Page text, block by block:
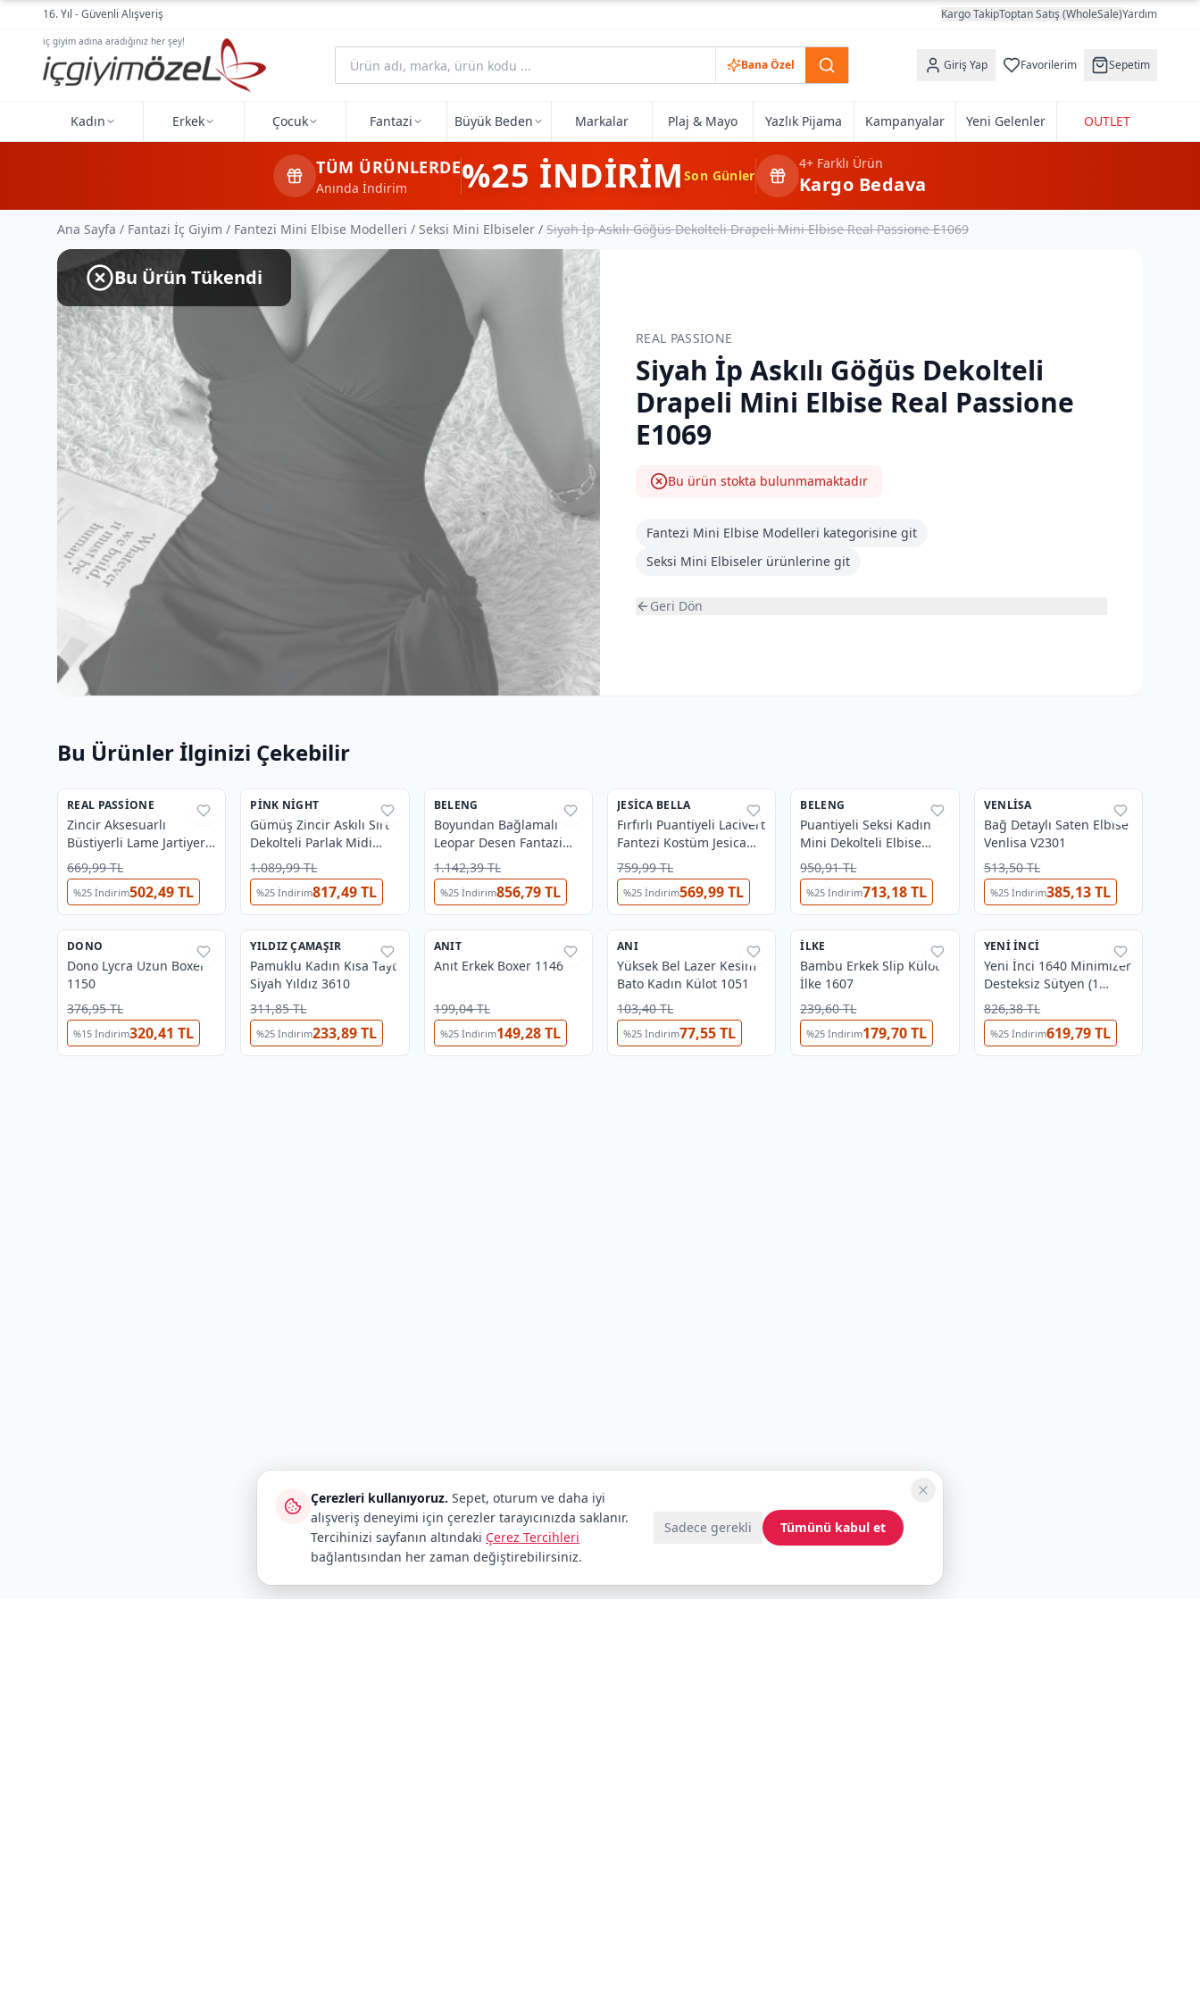
Ana içeriğe geç16. Yıl - Güvenli Alışveriş Kargo TakipToptan Satış (WholeSale)Yardım
iç giyim adına aradığınız her şey!
Bana Özel Giriş Yap Favorilerim Sepetim
Kadın Erkek Çocuk Fantazi Büyük Beden Markalar Plaj & Mayo Yazlık Pijama Kampanyalar Yeni Gelenler OUTLET
TÜM ÜRÜNLERDE
Anında İndirim %25 İNDİRİMSon Günler
4+Farklı Ürün
Kargo Bedava
Ana Sayfa / Fantazi İç Giyim / Fantezi Mini Elbise Modelleri / Seksi Mini Elbiseler / Siyah İp Askılı Göğüs Dekolteli Drapeli Mini Elbise Real Passione E1069
Bu Ürün Tükendi
REAL PASSIONE
Siyah İp Askılı Göğüs Dekolteli
Drapeli Mini Elbise Real Passione
E1069
Bu ürün stokta bulunmamaktadır
Fantezi Mini Elbise Modelleri kategorisine git
Seksi Mini Elbiseler ürünlerine git
Geri Dön
Bu Ürünler İlginizi Çekebilir
%58
REAL PASSIONE
Zincir Aksesuarlı
Büstiyerli Lame Jartiyer
İpli Fantezi Elbise Real
Passione 21100
669,99 TL
%25 İndirim502,49 TL
%52
PINK NIGHT
Gümüş Zincir Askılı Sırt
Dekolteli Parlak Midi
Elbise Pink Night 1108
1.089,99 TL
%25 İndirim817,49 TL
%38
BELENG
Boyundan Bağlamalı
Leopar Desen Fantazi
Elbise Beleng 6365
1.142,39 TL
%25İndirim856,79 TL
%38
JESICA BELLA
Fırfırlı Puantiyeli Lacivert
Fantezi Kostüm Jesica
Bella JB-00135
759,99 TL
%25İndirim569,99 TL
%38
BELENG
Puantiyeli Seksi Kadın
Mini Dekolteli Elbise
Beleng 7505
950,91 TL
%25 İndirim713,18 TL
%33
VENLISA
Bağ Detaylı Saten Elbise
Venlisa V2301
513,50 TL
%25İndirim385,13 TL
%27
⭐Yıldız Fırsat
4
DONO
Dono Lycra Uzun Boxer
1150
376,95 TL
%15 İndirim320,41 TL
%37
YILDIZ ÇAMAŞIR
Pamuklu Kadın Kısa Tayt
Siyah Yıldız 3610
311,85 TL
%25 İndirim233,89 TL
%31
5
ANIT
Anıt Erkek Boxer 1146
199,04 TL
%25İndirim149,28 TL
%37
3
ANI
Yüksek Bel Lazer Kesim
Bato Kadın Külot 1051
103,40 TL
%25İndirim77,55 TL
%41
4
İLKE
Bambu Erkek Slip Külot
İlke 1607
239,60 TL
%25 İndirim179,70 TL
%27
3
YENI İNCI
Yeni İnci 1640 Minimizer
Desteksiz Sütyen (1
Beden Küçültür)
826,38 TL
%25İndirim619,79 TL
Çerezleri kullanıyoruz. Sepet, oturum ve daha iyi
alışveriş deneyimi için çerezler tarayıcınızda saklanır.
Tercihinizi sayfanın altındaki Çerez Tercihleri
bağlantısından her zaman değiştirebilirsiniz.
Sadece gerekli Tümünü kabul et